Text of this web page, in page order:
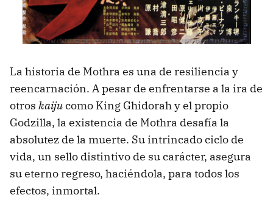
La historia de Mothra es una de resiliencia y
reencarnación. A pesar de enfrentarse a la ira de
otros kaijucomo King Ghidorah y el propio
Godzilla, la existencia de Mothra desafía la
absolutez de la muerte. Su intrincado ciclo de
vida, un sello distintivo de su carácter, asegura
su eterno regreso, haciéndola, para todos los
efectos, inmortal.